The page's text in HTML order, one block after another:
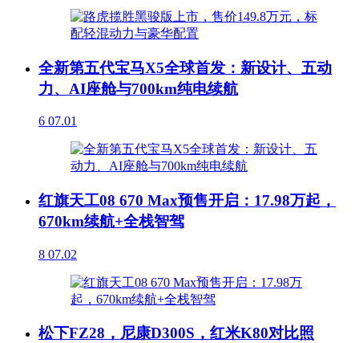
全新第五代宝马X5全球首发：新设计、五动
力、AI座舱与700km纯电续航
6 07.01
红旗天工08 670 Max预售开启：17.98万起，
670km续航+全栈智驾
8 07.02
松下FZ28，尼康D300S，红米K80对比照